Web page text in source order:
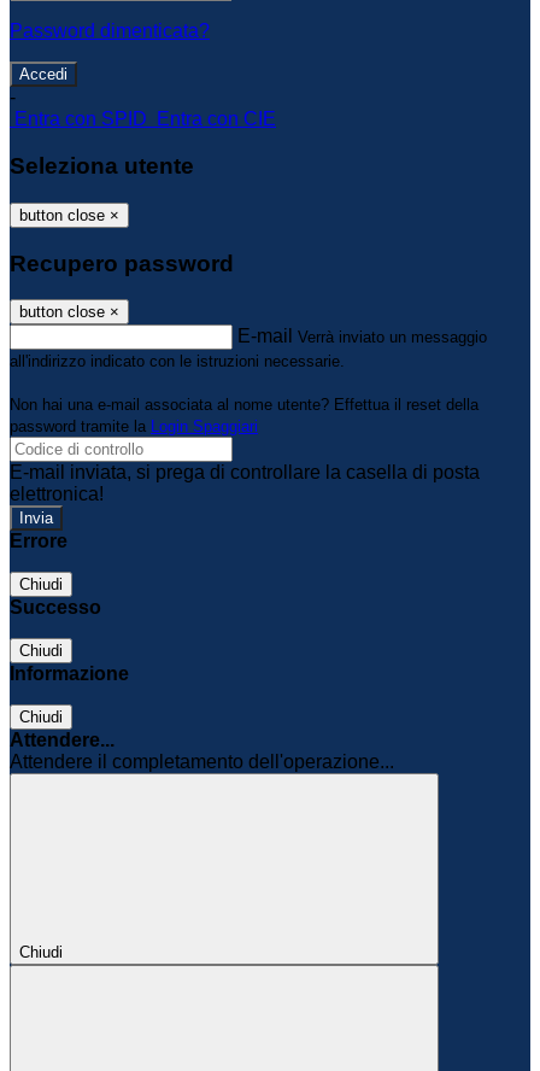
Password dimenticata?
-
Entra con SPID
Entra con CIE
Seleziona utente
button close ×
Recupero password
button close ×
E-mail Verrà inviato un messaggio
all'indirizzo indicato con le istruzioni necessarie.
Non hai una e-mail associata al nome utente? Effettua il reset della
password tramite la Login Spaggiari
E-mail inviata, si prega di controllare la casella di posta
elettronica!
Errore
Chiudi
Successo
Chiudi
Informazione
Chiudi
Attendere...
Attendere il completamento dell'operazione...
Chiudi